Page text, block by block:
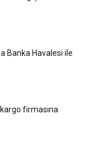
Banka Havalesi ile
firmasına